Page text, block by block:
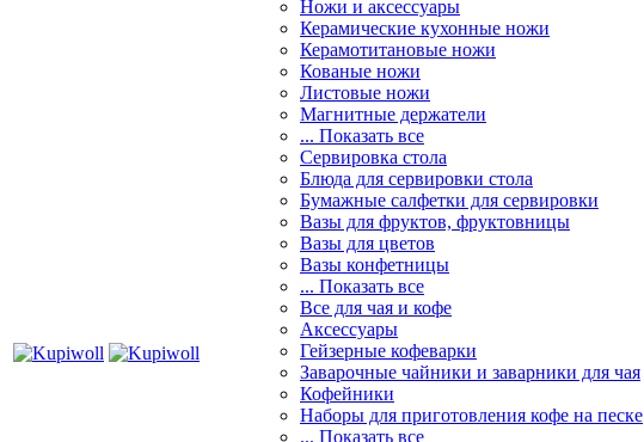
Ножи и аксессуары
Керамические кухонные ножи
Керамотитановые ножи
Кованые ножи
Листовые ножи
Магнитные держатели
... Показать все
Сервировка стола
Блюда для сервировки стола
Бумажные салфетки для сервировки
Вазы для фруктов, фруктовницы
Вазы для цветов
Вазы конфетницы
... Показать все
Все для чая и кофе
Аксессуары
Гейзерные кофеварки
Заварочные чайники и заварники для чая
Кофейники
Наборы для приготовления кофе на песке
... Показать все